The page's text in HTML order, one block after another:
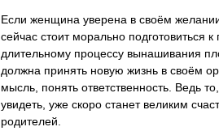
Если женщина уверена в своём
сейчас стоит морально подготовиться
длительному процессу вынашивания
должна принять новую жизнь в своём
мысль, понять ответственность. Ведь
увидеть, уже скоро станет великим
родителей.